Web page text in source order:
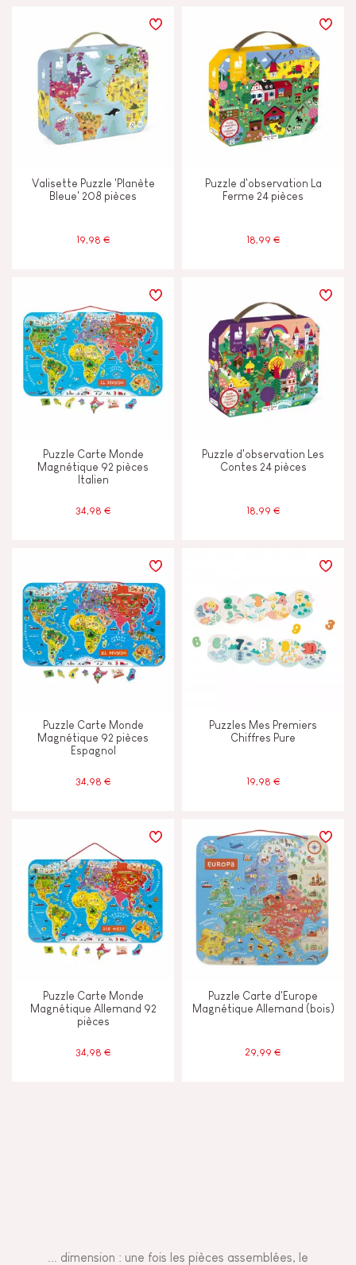
Valisette Puzzle 'Planète
Bleue' 208 pièces
19,98 €
Puzzle d'observation La
Ferme 24 pièces
18,99 €
Puzzle Carte Monde
Magnétique 92 pièces
Italien
34,98 €
Puzzle d'observation Les
Contes 24 pièces
18,99 €
Puzzle Carte Monde
Magnétique 92 pièces
Espagnol
34,98 €
Puzzles Mes Premiers
Chiffres Pure
19,98 €
Puzzle Carte Monde
Magnétique Allemand 92
pièces
34,98 €
Puzzle Carte d'Europe
Magnétique Allemand (bois)
29,99 €
... dimension : une fois les pièces assemblées, le